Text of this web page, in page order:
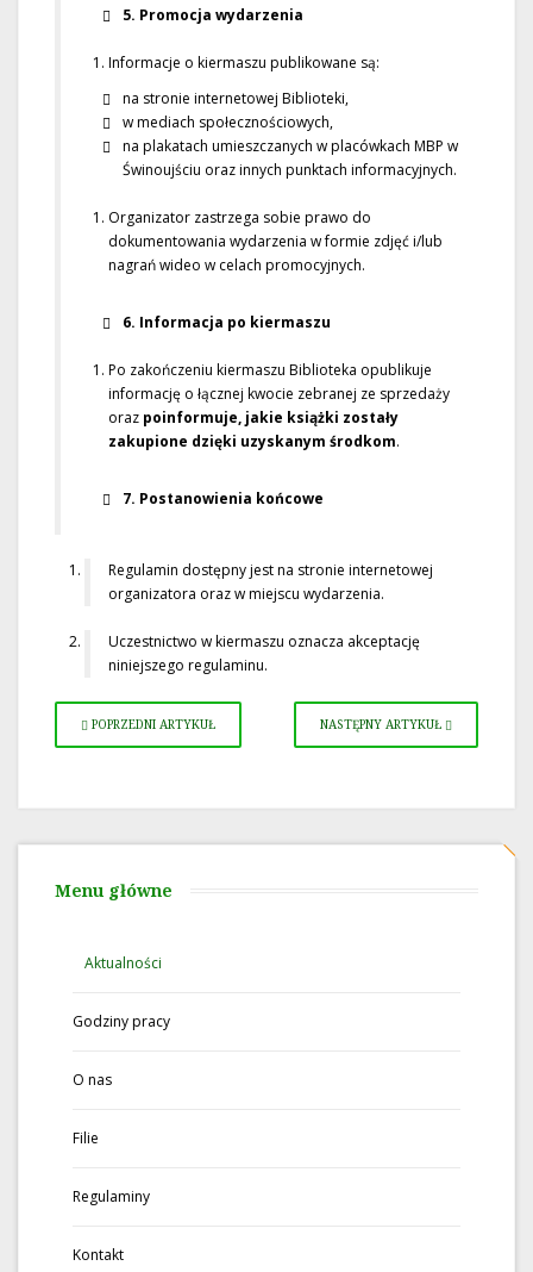
5. Promocja wydarzenia
Informacje o kiermaszu publikowane są:
na stronie internetowej Biblioteki,
w mediach społecznościowych,
na plakatach umieszczanych w placówkach MBP w
Świnoujściu oraz innych punktach informacyjnych.
Organizator zastrzega sobie prawo do
dokumentowania wydarzenia w formie zdjęć i/lub
nagrań wideo w celach promocyjnych.
6. Informacja po kiermaszu
Po zakończeniu kiermaszu Biblioteka opublikuje
informację o łącznej kwocie zebranej ze sprzedaży
oraz poinformuje, jakie książki zostały
zakupione dzięki uzyskanym środkom.
7. Postanowienia końcowe
Regulamin dostępny jest na stronie internetowej
organizatora oraz w miejscu wydarzenia.
Uczestnictwo w kiermaszu oznacza akceptację
niniejszego regulaminu.
POPRZEDNI ARTYKUŁ NASTĘPNY ARTYKUŁ
Menu główne
Aktualności
Godziny pracy
O nas
Filie
Regulaminy
Kontakt